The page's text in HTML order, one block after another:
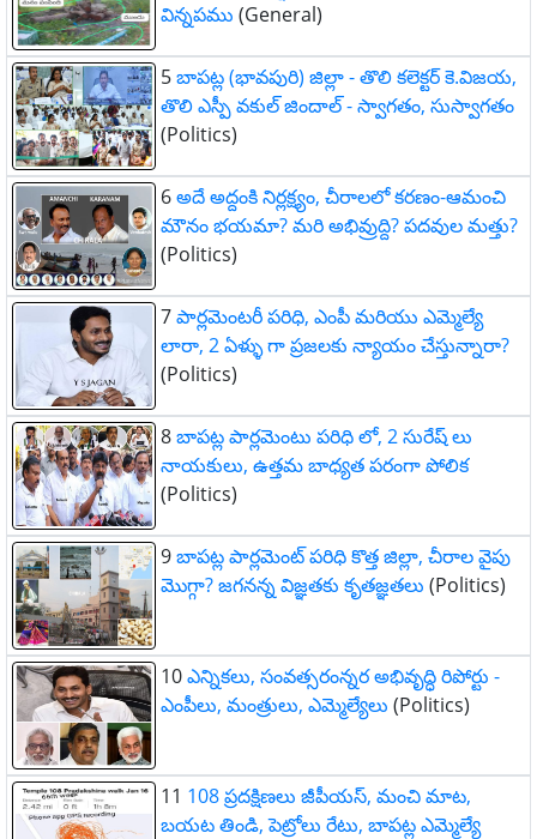
విన్నపము (General)
5బాపట్ల (భావపురి) జిల్లా - తొలి కలెక్టర్ కె.విజయ,
తొలి ఎస్పీ వకుల్ జిందాల్ - స్వాగతం, సుస్వాగతం
(Politics)
6అదే అద్దంకి నిర్లక్ష్యం, చీరాలలో కరణం-ఆమంచి
మౌనం భయమా? మరి అభివ్రుద్ది? పదవుల మత్తు?
(Politics)
7పార్లమెంటరీ పరిధి, ఎంపీ మరియు ఎమ్మెల్యే
లారా, 2 ఏళ్ళు గా ప్రజలకు న్యాయం చేస్తున్నారా?
(Politics)
8బాపట్ల పార్లమెంటు పరిధి లో, 2 సురేష్ లు
నాయకులు, ఉత్తమ బాధ్యత పరంగా పోలిక
(Politics)
9బాపట్ల పార్లమెంట్ పరిధి కొత్త జిల్లా, చీరాల వైపు
మొగ్గా? జగనన్న విజ్ఞతకు కృతజ్ఞతలు (Politics)
10ఎన్నికలు, సంవత్సరంన్నర అభివృద్ధి రిపోర్టు -
ఎంపీలు, మంత్రులు, ఎమ్మెల్యేలు (Politics)
11 108 ప్రదక్షిణలు జీపీయస్, మంచి మాట,
బయట తిండి, పెట్రోలు రేటు, బాపట్ల ఎమ్మెల్యే